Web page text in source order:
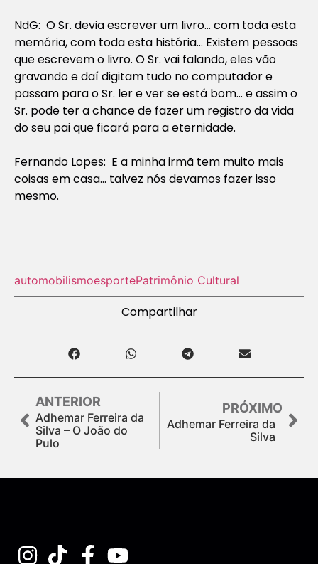
NdG: O Sr. devia escrever um livro… com toda esta
memória, com toda esta história… Existem pessoas
que escrevem o livro. O Sr. vai falando, eles vão
gravando e daí digitam tudo no computador e
passam para o Sr. ler e ver se está bom… e assim o
Sr. pode ter a chance de fazer um registro da vida
do seu pai que ficará para a eternidade.
Fernando Lopes: E a minha irmã tem muito mais
coisas em casa… talvez nós devamos fazer isso
mesmo.
automobilismoesportePatrimônio Cultural
Compartilhar
ANTERIOR
Adhemar Ferreira da
Silva – O João do
Pulo
PRÓXIMO
Adhemar Ferreira da
Silva